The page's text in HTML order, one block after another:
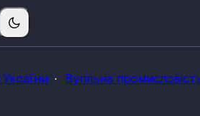
Вугільна